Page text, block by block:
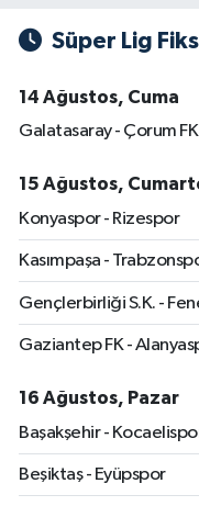
Süper Lig
14 Ağustos, Cuma
Galatasaray - Çorum FK
15 Ağustos,
Konyaspor - Rizespor
Kasımpaşa -
Gençlerbirliği S.K. -
Gaziantep FK -
16 Ağustos, Pazar
Başakşehir -
Beşiktaş - Eyüpspor